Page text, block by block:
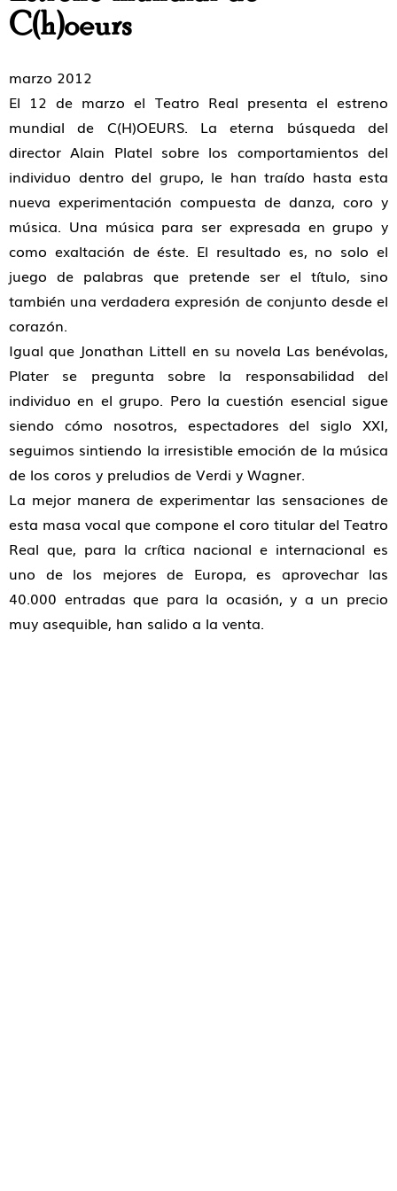
C(h)oeurs
marzo 2012
El 12 de marzo el Teatro Real presenta el estreno
mundial de C(H)OEURS. La eterna búsqueda del
director Alain Platel sobre los comportamientos del
individuo dentro del grupo, le han traído hasta esta
nueva experimentación compuesta de danza, coro y
música. Una música para ser expresada en grupo y
como exaltación de éste. El resultado es, no solo el
juego de palabras que pretende ser el título, sino
también una verdadera expresión de conjunto desde el
corazón.
Igual que Jonathan Littell en su novela Las benévolas,
Plater se pregunta sobre la responsabilidad del
individuo en el grupo. Pero la cuestión esencial sigue
siendo cómo nosotros, espectadores del siglo XXI,
seguimos sintiendo la irresistible emoción de la música
de los coros y preludios de Verdi y Wagner.
La mejor manera de experimentar las sensaciones de
esta masa vocal que compone el coro titular del Teatro
Real que, para la crítica nacional e internacional es
uno de los mejores de Europa, es aprovechar las
40.000 entradas que para la ocasión, y a un precio
muy asequible, han salido a la venta.